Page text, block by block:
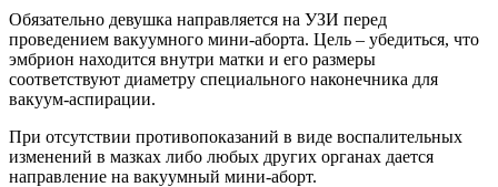
Обязательно девушка направляется на УЗИ перед
проведением вакуумного мини-аборта. Цель – убедиться, что
эмбрион находится внутри матки и его размеры
соответствуют диаметру специального наконечника для
вакуум-аспирации.
При отсутствии противопоказаний в виде воспалительных
изменений в мазках либо любых других органах дается
направление на вакуумный мини-аборт.